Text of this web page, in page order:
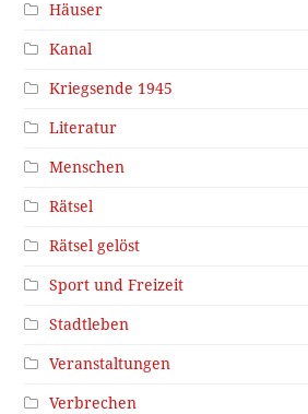
Häuser
Kanal
Kriegsende 1945
Literatur
Menschen
Rätsel
Rätsel gelöst
Sport und Freizeit
Stadtleben
Veranstaltungen
Verbrechen